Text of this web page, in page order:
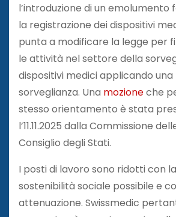
l’introduzione di un
la registrazione dei dispositivi
punta a modificare la legge per
le attività nel settore della
dispositivi medici applicando una
sorveglianza. Una mozioneche
stesso orientamento è stata
l’11.11.2025 dalla Commissione
Consiglio degli Stati.
I posti di lavoro sono ridotti con
sostenibilità sociale possibile e
attenuazione. Swissmedic